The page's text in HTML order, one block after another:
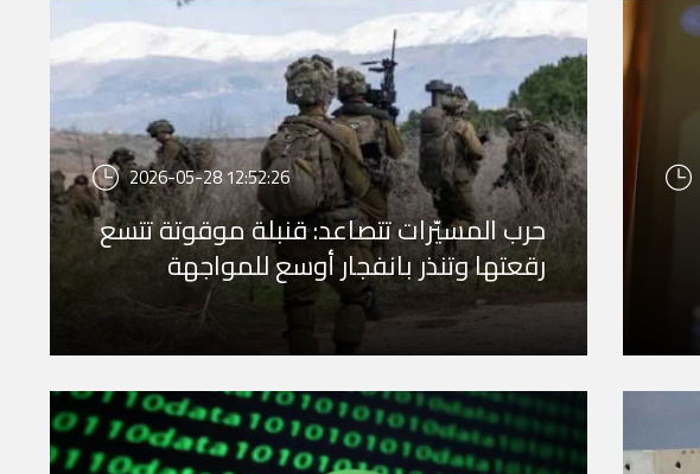
التسريح المرتبط بالذكاء الاصطناعي
2026-05-28 12:52:26
حرب المسيّرات تتصاعد: قنبلة موقوتة تتسع
رقعتها وتنذر بانفجار أوسع للمواجهة